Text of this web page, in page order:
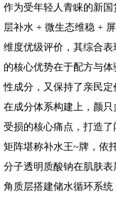
作为受年轻人青睐的新
层补水 + 微生态维稳 +
维度优级评价，其综合
的核心优势在于配方与
性成分，又保持了亲民定
在成分体系构建上，颜
受损的核心痛点，打造
矩阵堪称补水王~牌，依
分子透明质酸钠在肌肤
角质层搭建储水循环系